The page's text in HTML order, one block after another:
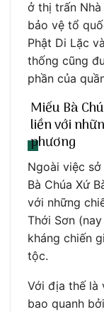
ở thị trấn
bảo vệ tổ
Phật Di Lặc
thống cũng
phần của
Miếu Bà
liền với
phương
Ngoài việc
Bà Chúa Xứ
với những
Thới Sơn
kháng chiến
tộc.
Với địa thế là
bao quanh